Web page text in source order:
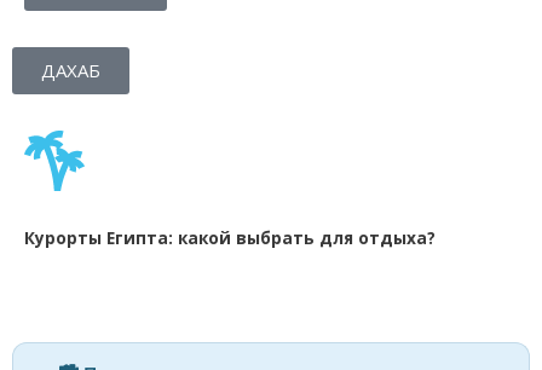
ДАХАБ
Курорты Египта: какой выбрать для отдыха?